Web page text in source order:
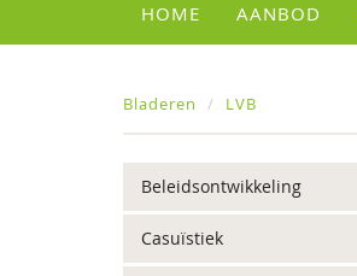
HOME AANBOD
Bladeren LVB
Beleidsontwikkeling
Casuïstiek